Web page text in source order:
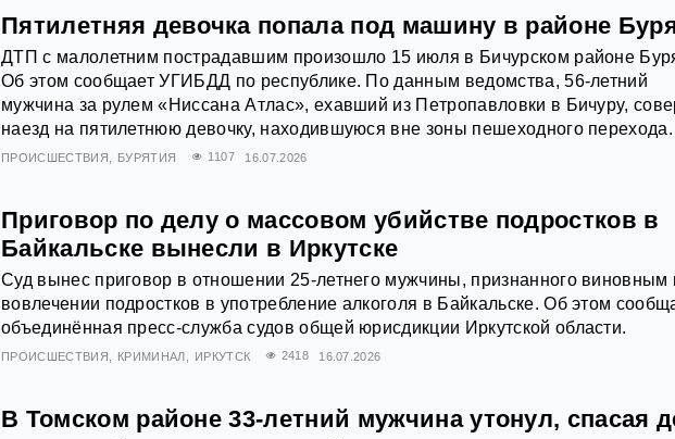
Пятилетняя девочка попала под машину в районе
ДТП с малолетним пострадавшим произошло 15 июля в Бичурском районе
Об этом сообщает УГИБДД по республике. По данным ведомства, 56-летний
мужчина за рулем «Ниссана Атлас», ехавший из Пeтpoпaвлoвки в Бичypy,
наезд на пятилетнюю девочку, находившуюся вне зоны пешеходного перехода.
ПРОИСШЕСТВИЯ БУРЯТИЯ 1107 16.07.2026
Приговор по делу о массовом убийстве подростков в
Байкальске вынесли в Иркутске
Суд вынес приговор в отношении 25‑летнего мужчины, признанного виновным
вовлечении подростков в употребление алкоголя в Байкальске. Об этом
объединённая пресс‑служба судов общей юрисдикции Иркутской области.
ПРОИСШЕСТВИЯ КРИМИНАЛ ИРКУТСК 2418 16.07.2026
В Томском районе 33-летний мужчина утонул, спасая